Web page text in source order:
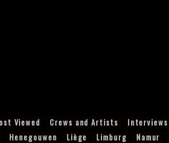
Viewed Crews and Artists Interviews
Henegouwen Liège Limburg Namur